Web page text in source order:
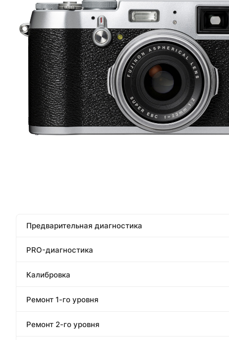
Предварительная диагностика
PRO-диагностика
Калибровка
Ремонт 1-го уровня
Ремонт 2-го уровня